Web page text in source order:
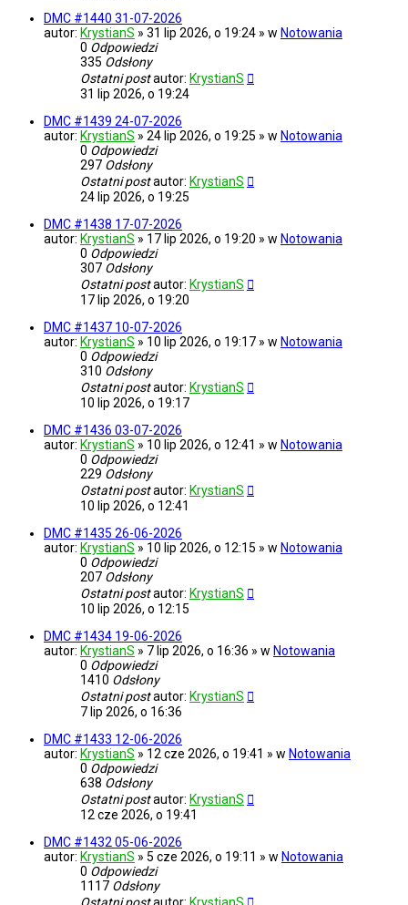
DMC #1440 31-07-2026
autor: KrystianS » 31 lip 2026, o 19:24 » w Notowania
0 Odpowiedzi
335 Odsłony
Ostatni postautor: KrystianS
31 lip 2026, o 19:24
DMC #1439 24-07-2026
autor: KrystianS » 24 lip 2026, o 19:25 » w Notowania
0 Odpowiedzi
297 Odsłony
Ostatni postautor: KrystianS
24 lip 2026, o 19:25
DMC #1438 17-07-2026
autor: KrystianS » 17 lip 2026, o 19:20 » w Notowania
0 Odpowiedzi
307 Odsłony
Ostatni postautor: KrystianS
17 lip 2026, o 19:20
DMC #1437 10-07-2026
autor: KrystianS » 10 lip 2026, o 19:17 » w Notowania
0 Odpowiedzi
310 Odsłony
Ostatni postautor: KrystianS
10 lip 2026, o 19:17
DMC #1436 03-07-2026
autor: KrystianS » 10 lip 2026, o 12:41 » w Notowania
0 Odpowiedzi
229 Odsłony
Ostatni postautor: KrystianS
10 lip 2026, o 12:41
DMC #1435 26-06-2026
autor: KrystianS » 10 lip 2026, o 12:15 » w Notowania
0 Odpowiedzi
207 Odsłony
Ostatni postautor: KrystianS
10 lip 2026, o 12:15
DMC #1434 19-06-2026
autor: KrystianS » 7 lip 2026, o 16:36 » w Notowania
0 Odpowiedzi
1410 Odsłony
Ostatni postautor: KrystianS
7 lip 2026, o 16:36
DMC #1433 12-06-2026
autor: KrystianS » 12 cze 2026, o 19:41 » w Notowania
0 Odpowiedzi
638 Odsłony
Ostatni postautor: KrystianS
12 cze 2026, o 19:41
DMC #1432 05-06-2026
autor: KrystianS » 5 cze 2026, o 19:11 » w Notowania
0 Odpowiedzi
1117 Odsłony